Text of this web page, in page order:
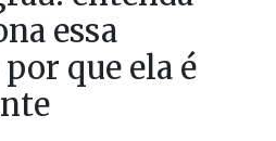
essa
que ela é